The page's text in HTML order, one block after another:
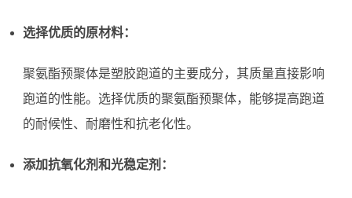
选择优质的原材料：
聚氨酯预聚体是塑胶跑道的主要成分，其质量直接影响
跑道的性能。选择优质的聚氨酯预聚体，能够提高跑道
的耐候性、耐磨性和抗老化性。
添加抗氧化剂和光稳定剂：